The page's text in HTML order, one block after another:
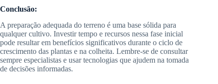
Conclusão:
A preparação adequada do terreno é uma base sólida para
qualquer cultivo. Investir tempo e recursos nessa fase inicial
pode resultar em benefícios significativos durante o ciclo de
crescimento das plantas e na colheita. Lembre-se de consultar
sempre especialistas e usar tecnologias que ajudem na tomada
de decisões informadas.